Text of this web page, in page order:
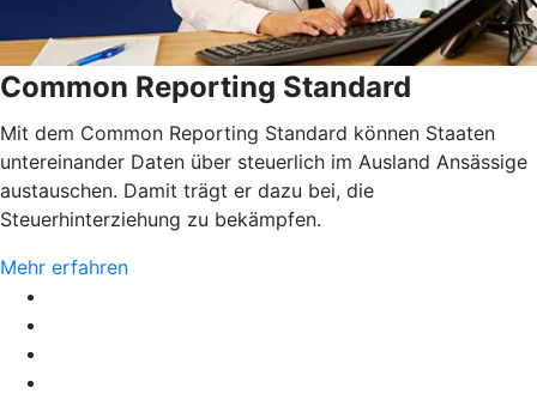
Common Reporting Standard
Mit dem Common Reporting Standard können Staaten
untereinander Daten über steuerlich im Ausland Ansässige
austauschen. Damit trägt er dazu bei, die
Steuerhinterziehung zu bekämpfen.
Mehr erfahren